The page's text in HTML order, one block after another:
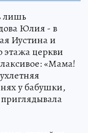
лишь
Юлия - в
Иустина и
этажа церкви
«Мама!
у бабушки,